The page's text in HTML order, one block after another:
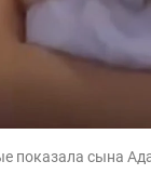
показала сына